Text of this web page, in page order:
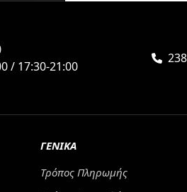
/ 17:30-21:00
ΓΕΝΙΚΑ
Τρόπος Πληρωμής